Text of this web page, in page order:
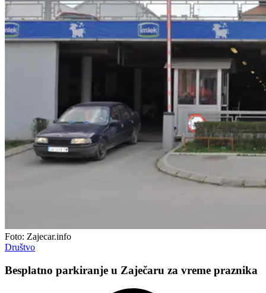
Foto: Zajecar.info
Društvo
Besplatno parkiranje u Zaječaru za vreme praznika